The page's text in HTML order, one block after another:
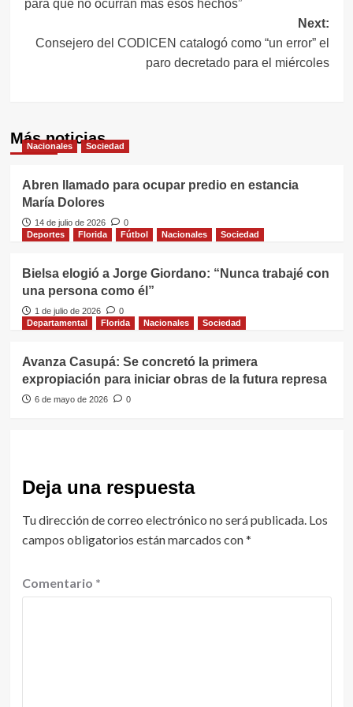
entradas
para que no ocurran más esos hechos”
Next:
Consejero del CODICEN catalogó como “un error” el
paro decretado para el miércoles
Más noticias
Nacionales Sociedad
Abren llamado para ocupar predio en estancia
María Dolores
14 de julio de 2026
0
Deportes
Florida Fútbol Nacionales Sociedad
Bielsa elogió a Jorge Giordano: “Nunca trabajé con
una persona como él”
1 de julio de 2026
0
Departamental
Florida Nacionales Sociedad
Avanza Casupá: Se concretó la primera
expropiación para iniciar obras de la futura represa
6 de mayo de 2026 0
Deja una respuesta
Tu dirección de correo electrónico no será publicada. Los
campos obligatorios están marcados con*
Comentario *